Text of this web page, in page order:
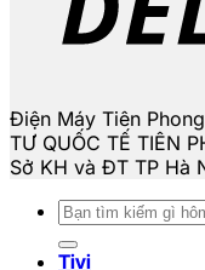
Điện Máy Tiên
TƯ QUỐC TẾ TIÊN
Sở KH và ĐT TP Hà
Tìm
kiếm:
Tivi